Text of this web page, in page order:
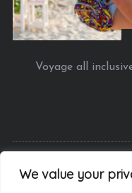
We value your
Voyage all
AU